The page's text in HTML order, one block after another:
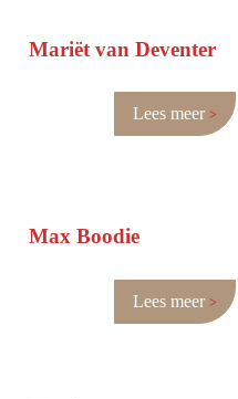
Mariët van Deventer
Lees meer
Max Boodie
Lees meer